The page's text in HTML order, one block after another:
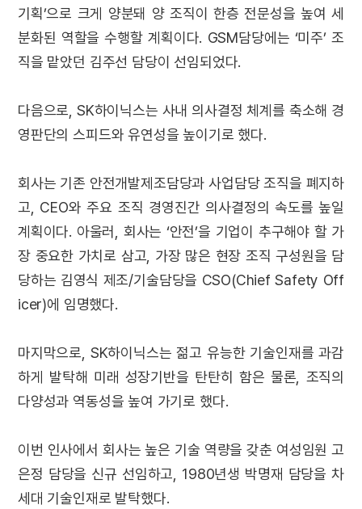
기획’으로 크게 양분돼 양 조직이 한층 전문성을 높여 세
분화된 역할을 수행할 계획이다. GSM담당에는 ‘미주’ 조
직을 맡았던 김주선 담당이 선임되었다.
다음으로, SK하이닉스는 사내 의사결정 체계를 축소해 경
영판단의 스피드와 유연성을 높이기로 했다.
회사는 기존 안전개발제조담당과 사업담당 조직을 폐지하
고, CEO와 주요 조직 경영진간 의사결정의 속도를 높일
계획이다. 아울러, 회사는 ‘안전’을 기업이 추구해야 할 가
장 중요한 가치로 삼고, 가장 많은 현장 조직 구성원을 담
당하는 김영식 제조/기술담당을 CSO(Chief Safety Off
icer)에 임명했다.
마지막으로, SK하이닉스는 젊고 유능한 기술인재를 과감
하게 발탁해 미래 성장기반을 탄탄히 함은 물론, 조직의
다양성과 역동성을 높여 가기로 했다.
이번 인사에서 회사는 높은 기술 역량을 갖춘 여성임원 고
은정 담당을 신규 선임하고, 1980년생 박명재 담당을 차
세대 기술인재로 발탁했다.